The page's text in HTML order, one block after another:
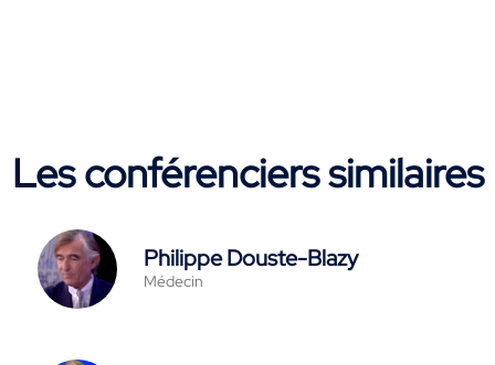
Les conférenciers similaires
Philippe Douste-Blazy
Médecin